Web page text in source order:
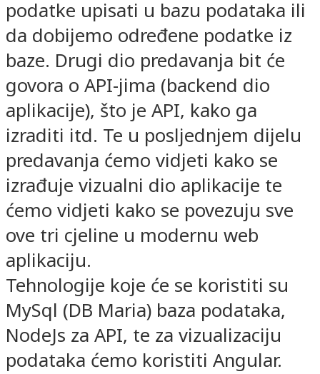
podatke upisati u bazu podataka ili
da dobijemo određene podatke iz
baze. Drugi dio predavanja bit će
govora o API-jima (backend dio
aplikacije), što je API, kako ga
izraditi itd. Te u posljednjem dijelu
predavanja ćemo vidjeti kako se
izrađuje vizualni dio aplikacije te
ćemo vidjeti kako se povezuju sve
ove tri cjeline u modernu web
aplikaciju.
Tehnologije koje će se koristiti su
MySql (DB Maria) baza podataka,
NodeJs za API, te za vizualizaciju
podataka ćemo koristiti Angular.